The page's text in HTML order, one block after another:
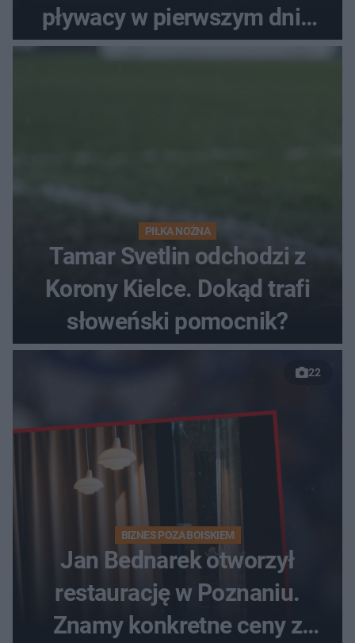
pływacy w pierwszym dniu
finałów
PIŁKA NOŻNA
Tamar Svetlin odchodzi z
Korony Kielce. Dokąd trafi
słoweński pomocnik?
22
BIZNES POZA BOISKIEM
Jan Bednarek otworzył
restaurację w Poznaniu.
Znamy konkretne ceny z